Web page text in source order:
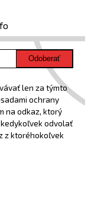
Odoberať
len za týmto
ochrany
na odkaz, ktorý
odvolať
z ktoréhokoľvek